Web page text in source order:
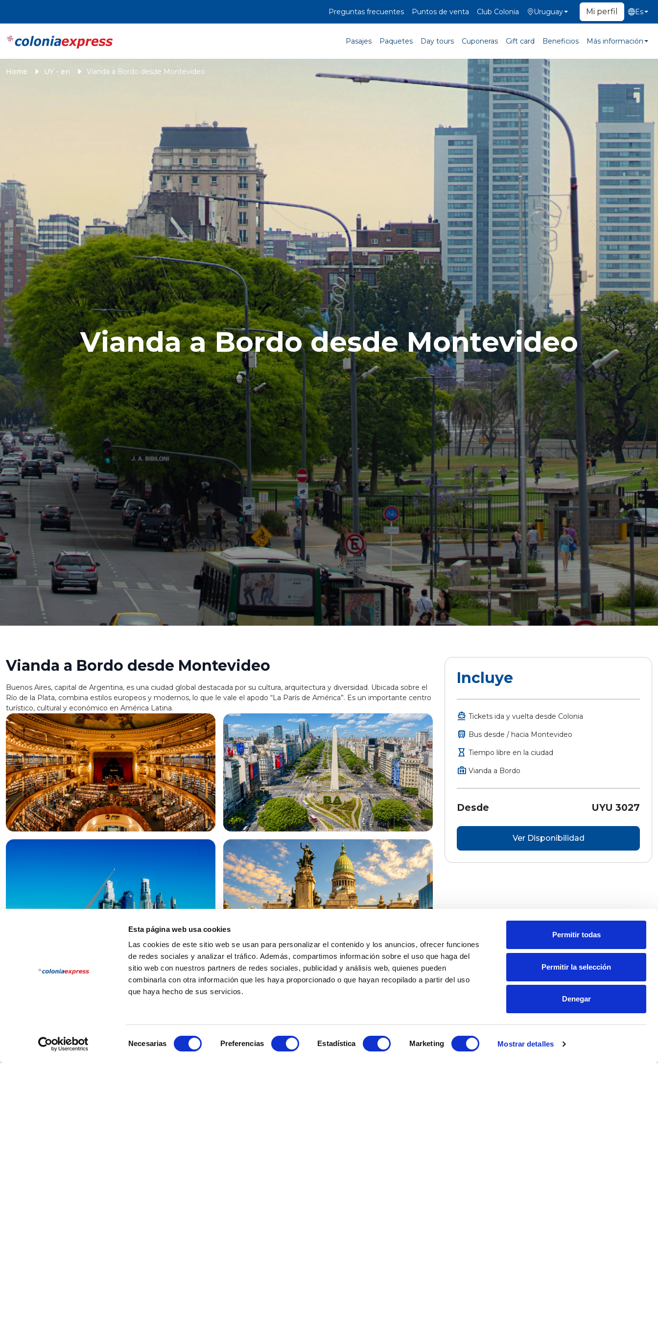
Esta página web usa cookies
Las cookies de este sitio web se usan para personalizar el contenido y los anuncios, ofrecer funciones
de redes sociales y analizar el tráfico. Además, compartimos información sobre el uso que haga del
sitio web con nuestros partners de redes sociales, publicidad y análisis web, quienes pueden
combinarla con otra información que les haya proporcionado o que hayan recopilado a partir del uso
que haya hecho de sus servicios.
Necesarias Preferencias Estadística Marketing Mostrar detalles
Permitir todas
Permitir la selección
Denegar
Preguntas frecuentes Puntos de venta Club Colonia Uruguay Mi perfil Es
Pasajes Paquetes Day tours Cuponeras Gift card Beneficios Más información
Home UY - en Vianda a Bordo desde Montevideo
Vianda a Bordo desde Montevideo
Vianda a Bordo desde Montevideo
Buenos Aires, capital de Argentina, es una ciudad global destacada por su cultura, arquitectura y diversidad. Ubicada sobre el
Río de la Plata, combina estilos europeos y modernos, lo que le vale el apodo “La París de América”. Es un importante centro
turístico, cultural y económico en América Latina.
Incluye
directions_boat Tickets ida y vuelta desde Colonia
directions_bus Bus desde / hacia Montevideo
hourglass Tiempo libre en la ciudad
briefcase_meal Vianda a Bordo
Desde UYU 3027
Ver Disponibilidad
Condiciones Generales
Terminos y Condiciones
Vigencia